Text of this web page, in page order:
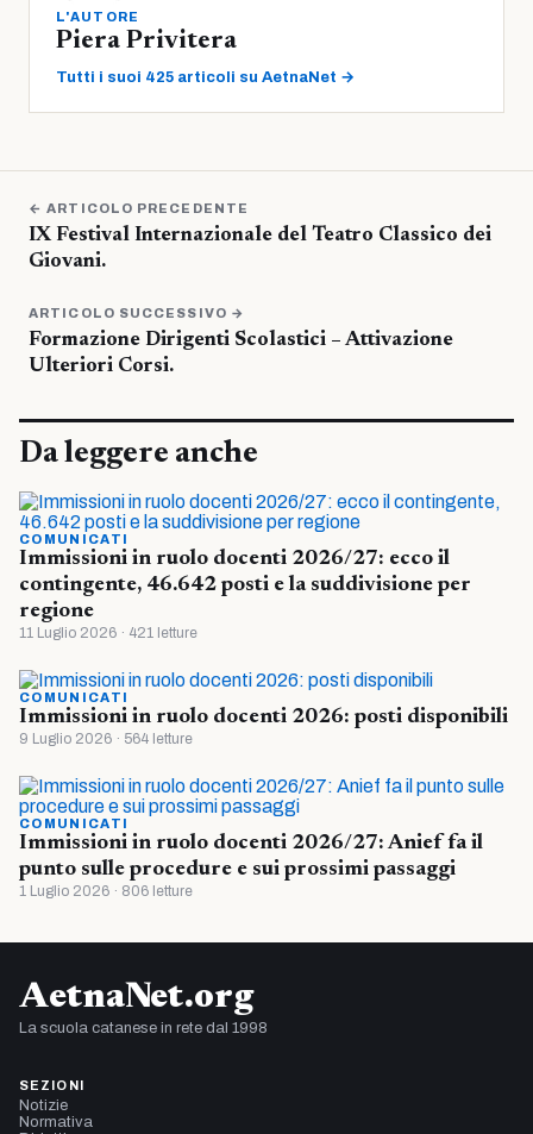
L'AUTORE
Piera Privitera
Tutti i suoi 425 articoli su AetnaNet →
← ARTICOLO PRECEDENTE
IX Festival Internazionale del Teatro Classico dei
Giovani.
ARTICOLO SUCCESSIVO →
Formazione Dirigenti Scolastici – Attivazione
Ulteriori Corsi.
Da leggere anche
COMUNICATI
Immissioni in ruolo docenti 2026/27: ecco il
contingente, 46.642 posti e la suddivisione per
regione
11 Luglio 2026 · 421 letture
COMUNICATI
Immissioni in ruolo docenti 2026: posti disponibili
9 Luglio 2026 · 564 letture
COMUNICATI
Immissioni in ruolo docenti 2026/27: Anief fa il
punto sulle procedure e sui prossimi passaggi
1 Luglio 2026 · 806 letture
AetnaNet.org
La scuola catanese in rete dal 1998
SEZIONI
Notizie
Normativa